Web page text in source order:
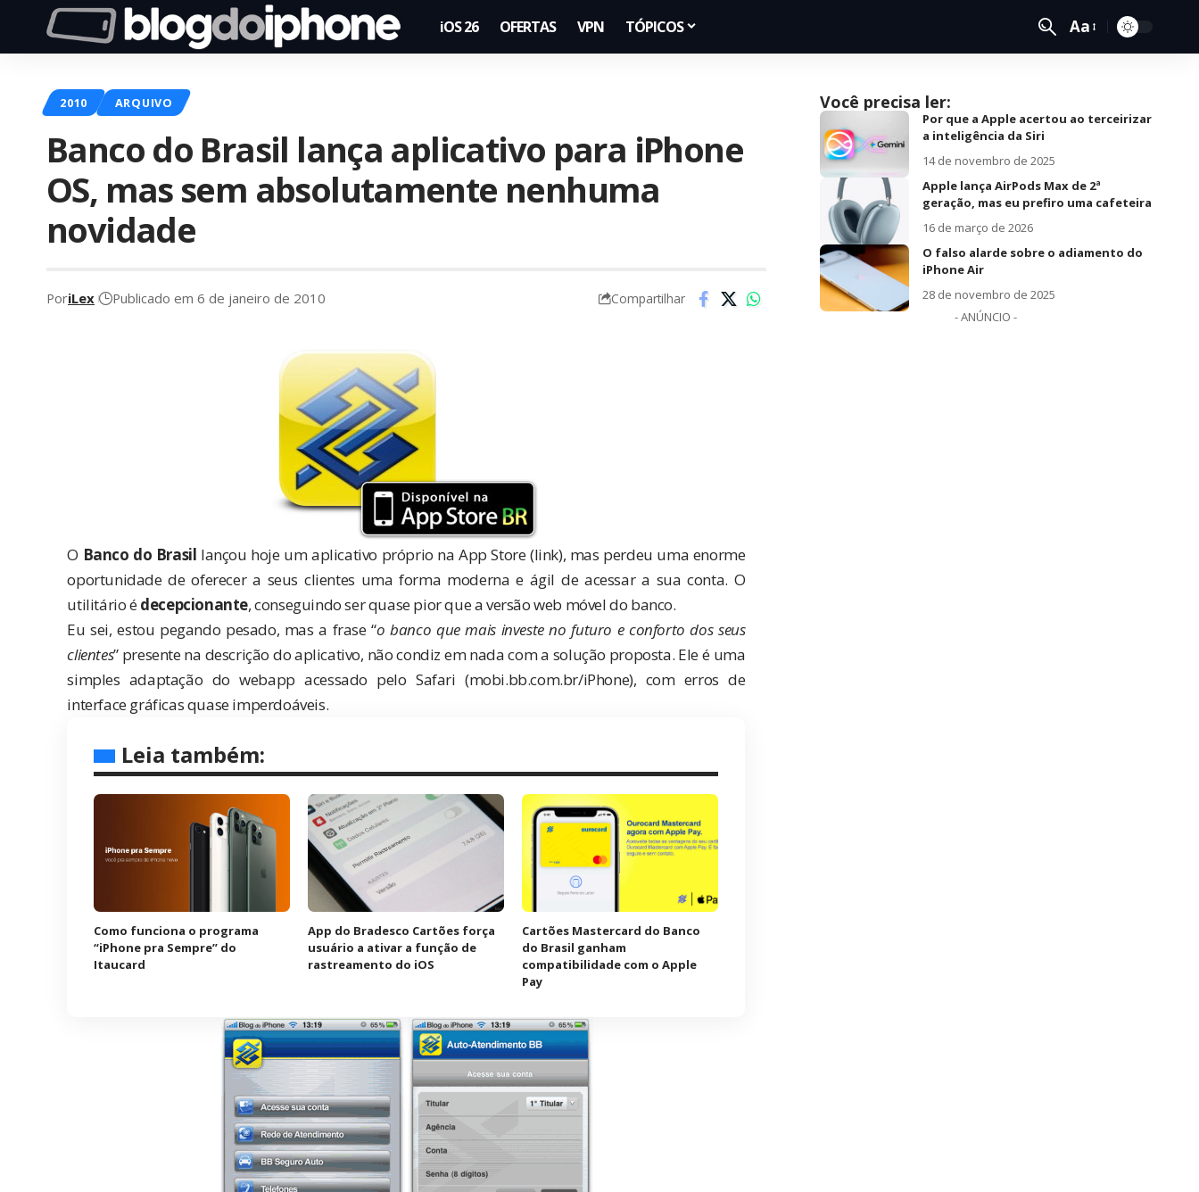
iOS 26 OFERTAS VPN TÓPICOS Aa
2010 ARQUIVO
Banco do Brasil lança aplicativo para iPhone
OS, mas sem absolutamente nenhuma
novidade
PoriLex Publicado em 6 de janeiro de 2010 Compartilhar
O Banco do Brasil lançou hoje um aplicativo próprio na App Store (link), mas perdeu uma enorme
oportunidade de oferecer a seus clientes uma forma moderna e ágil de acessar a sua conta. O
utilitário é decepcionante, conseguindo ser quase pior que a versão web móvel do banco.
Eu sei, estou pegando pesado, mas a frase “o banco que mais investe no futuro e conforto dos seus
clientes” presente na descrição do aplicativo, não condiz em nada com a solução proposta. Ele é uma
simples adaptação dowebapp acessado pelo Safari (mobi.bb.com.br/iPhone), com erros de
interface gráficas quase imperdoáveis.
Leia também:
Como funciona o programa
“iPhone pra Sempre” do
Itaucard
App do Bradesco Cartões força
usuário a ativar a função de
rastreamento do iOS
Cartões Mastercard do Banco
do Brasil ganham
compatibilidade com o Apple
Pay
Você precisa ler:
Por que a Apple acertou ao terceirizar
a inteligência da Siri
14 de novembro de 2025
Apple lança AirPods Max de 2ª
geração, mas eu prefiro uma cafeteira
16 de março de 2026
O falso alarde sobre o adiamento do
iPhone Air
28 de novembro de 2025
- ANÚNCIO -